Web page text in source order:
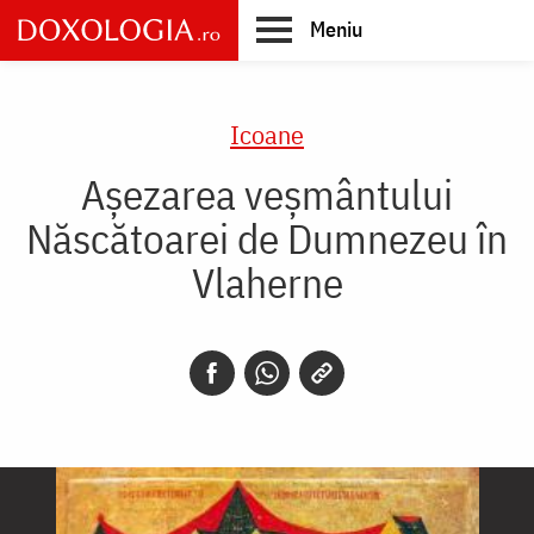
Skip
to
main
Meniu
Icoane
Așezarea veșmântului
Născătoarei de Dumnezeu în
Vlaherne